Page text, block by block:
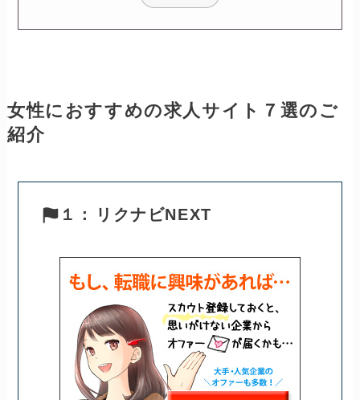
女性におすすめの求人サイト７選のご
紹介
１： リクナビNEXT